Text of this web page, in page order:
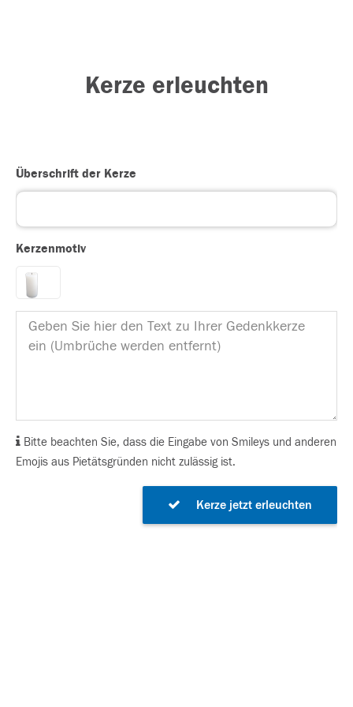
Kerze erleuchten
Überschrift der Kerze
Kerzenmotiv
Bitte beachten Sie, dass die Eingabe von Smileys und anderen
Emojis aus Pietätsgründen nicht zulässig ist.
Kerze jetzt erleuchten